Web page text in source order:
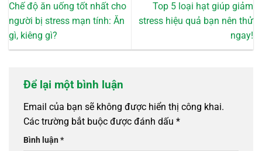
Chế độ ăn uống tốt nhất cho
người bị stress mạn tính: Ăn
gì, kiêng gì?
Top 5 loại hạt giúp giảm
stress hiệu quả bạn nên thử
ngay!
Để lại một bình luận
Email của bạn sẽ không được hiển thị công khai.
Các trường bắt buộc được đánh dấu *
Bình luận*